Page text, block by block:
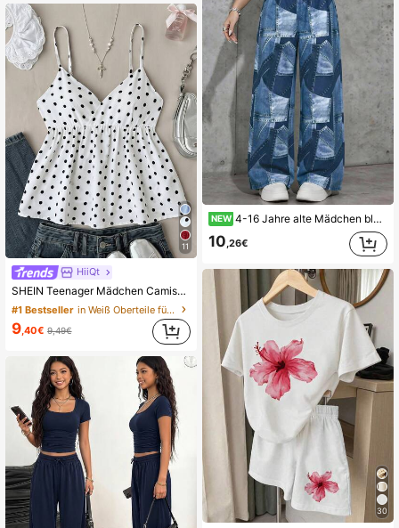
11
HiiQt
SHEIN Teenager Mädchen Camisole Tops, neue lässige Urlaubs Polka Dot V-Ausschnitt Camisole für Frühling/Sommer
#1 Bestseller in Weiß Oberteile für Teenager-Mädchen
9,40€ 9,49€
NEW 4-16 Jahre alte Mädchen blaue geometrische Patchwork Denim-ähnliche weite Hosen, lässige lockere lange Hosen, geeignet für kleine Mädchen bis Teenager, geeignet für Frühling/Sommer, Herbst, auch geeignet für Familientreffen, Schulanfang, Sport und andere Anlässe.
10,26€
30